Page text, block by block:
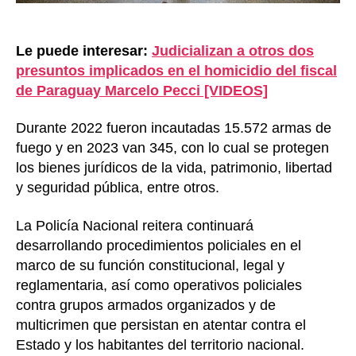
Le puede interesar: Judicializan a otros dos
presuntos implicados en el homicidio del fiscal
de Paraguay Marcelo Pecci [VIDEOS]
Durante 2022 fueron incautadas 15.572 armas de
fuego y en 2023 van 345, con lo cual se protegen
los bienes jurídicos de la vida, patrimonio, libertad
y seguridad pública, entre otros.
La Policía Nacional reitera continuará
desarrollando procedimientos policiales en el
marco de su función constitucional, legal y
reglamentaria, así como operativos policiales
contra grupos armados organizados y de
multicrimen que persistan en atentar contra el
Estado y los habitantes del territorio nacional.